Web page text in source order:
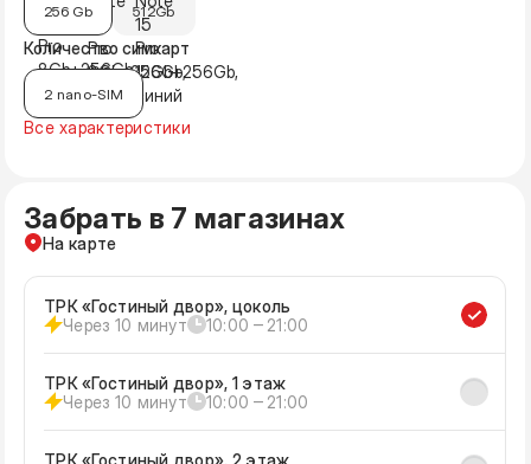
256 Gb 512Gb
Количество симкарт
2 nano-SIM
Все характеристики
Забрать в 7 магазинах
На карте
ТРК «Гостиный двор», цоколь
Через 10 минут
10:00 ‒ 21:00
ТРК «Гостиный двор», 1 этаж
Через 10 минут
10:00 ‒ 21:00
ТРК «Гостиный двор», 2 этаж